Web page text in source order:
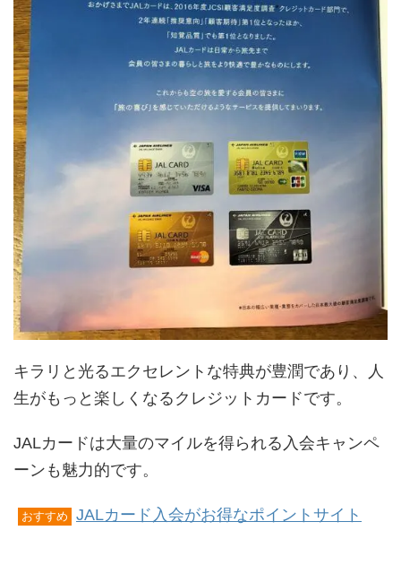
キラリと光るエクセレントな特典が豊潤であり、人
生がもっと楽しくなるクレジットカードです。
JALカードは大量のマイルを得られる入会キャンペ
ーンも魅力的です。
おすすめ JALカード入会がお得なポイントサイト